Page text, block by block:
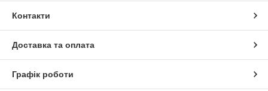
Контакти
Доставка та оплата
Графік роботи